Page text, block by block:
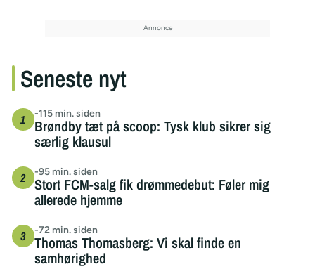
Seneste nyt
-115 min. siden
Brøndby tæt på scoop: Tysk klub sikrer sig
særlig klausul
-95 min. siden
Stort FCM-salg fik drømmedebut: Føler mig
allerede hjemme
-72 min. siden
Thomas Thomasberg: Vi skal finde en
samhørighed